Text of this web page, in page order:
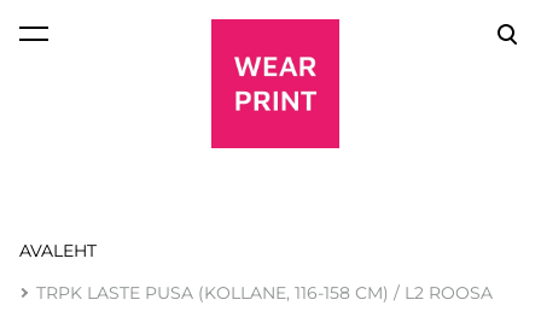
lisati ostukorvi.
AVALEHT
TRPK LASTE PUSA (KOLLANE, 116-158 CM) / L2 ROOSA